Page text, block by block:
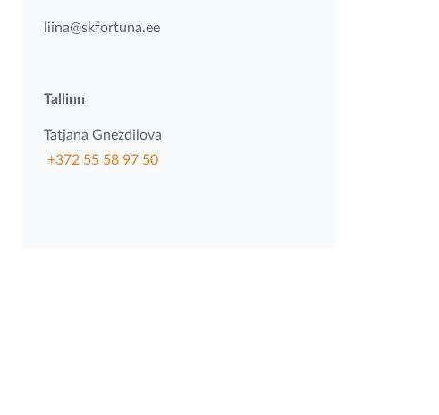
liina@skfortuna.ee
Tallinn
Tatjana Gnezdilova
+372 55 58 97 50